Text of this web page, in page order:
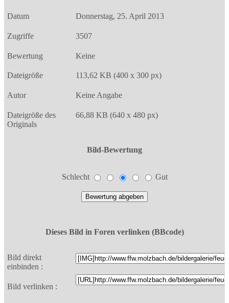
Datum Donnerstag, 25. April 2013
Zugriffe 3507
Bewertung Keine
Dateigröße 113,62 KB (400 x 300 px)
Autor Keine Angabe
Dateigröße des
Originals
66,88 KB (640 x 480 px)
Bild-Bewertung
Schlecht Gut
Dieses Bild in Foren verlinken (BBcode)
Bild direkt
einbinden :
Bild verlinken :